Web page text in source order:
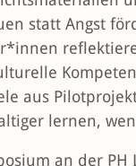
statt Angst
aus
lernen,
an der